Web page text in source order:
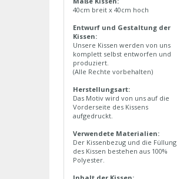
40cm breit x 40cm hoch
Entwurf und Gestaltung der
Kissen:
Unsere Kissen werden von uns
komplett selbst entworfen und
produziert.
(Alle Rechte vorbehalten)
Herstellungsart:
Das Motiv wird von uns auf die
Vorderseite des Kissens
aufgedruckt.
Verwendete Materialien:
Der Kissenbezug und die Füllung
des Kissen bestehen aus 100%
Polyester.